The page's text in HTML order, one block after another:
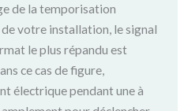
de la temporisation
de votre installation, le signal
le plus répandu est
ce cas de figure,
électrique pendant une à